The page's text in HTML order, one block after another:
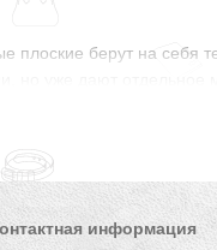
плоские берут на себя
оставаться
отсутствует; одни
заданное место
на ремне.
информация